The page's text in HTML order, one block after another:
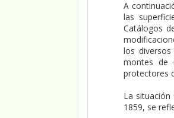
A
las
Catálogos
los
montes de
protectores
La
1859, se